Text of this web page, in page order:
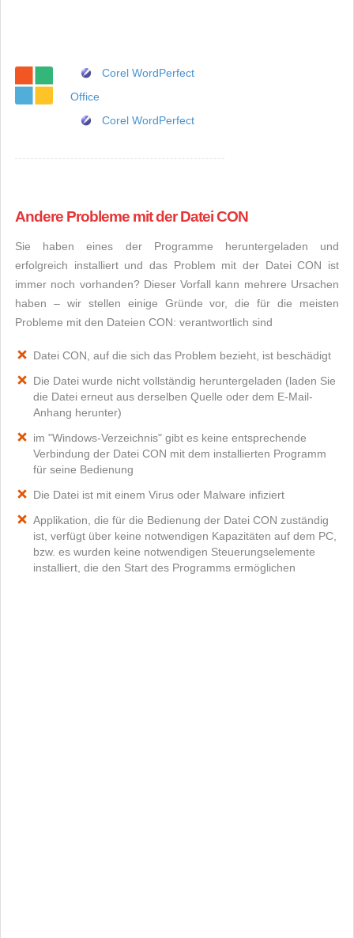
Corel WordPerfect
Office
Corel WordPerfect
Andere Probleme mit der Datei CON
Sie haben eines der Programme heruntergeladen und
erfolgreich installiert und das Problem mit der Datei CON ist
immer noch vorhanden? Dieser Vorfall kann mehrere Ursachen
haben – wir stellen einige Gründe vor, die für die meisten
Probleme mit den Dateien CON: verantwortlich sind
Datei CON, auf die sich das Problem bezieht, ist beschädigt
Die Datei wurde nicht vollständig heruntergeladen (laden Sie
die Datei erneut aus derselben Quelle oder dem E-Mail-
Anhang herunter)
im "Windows-Verzeichnis" gibt es keine entsprechende
Verbindung der Datei CON mit dem installierten Programm
für seine Bedienung
Die Datei ist mit einem Virus oder Malware infiziert
Applikation, die für die Bedienung der Datei CON zuständig
ist, verfügt über keine notwendigen Kapazitäten auf dem PC,
bzw. es wurden keine notwendigen Steuerungselemente
installiert, die den Start des Programms ermöglichen